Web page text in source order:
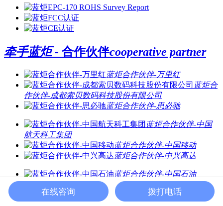
牵手蓝炬 - 合作伙伴cooperative partner
蓝炬合作伙伴-万里红
蓝炬合
作伙伴-成都索贝数码科技股份有限公司
蓝炬合作伙伴-思必驰
蓝炬合作伙伴-中国
航天科工集团
蓝炬合作伙伴-中国移动
蓝炬合作伙伴-中兴高达
蓝炬合作伙伴-中国石油
蓝炬合作伙伴-旷视科技
蓝炬合作伙伴-商汤科技
在线咨询 拨打电话